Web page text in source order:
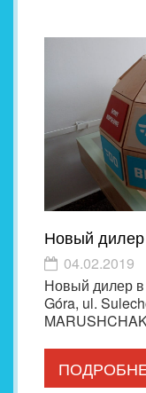
Новый
04.02.2019
Новый дилер
Góra, ul.